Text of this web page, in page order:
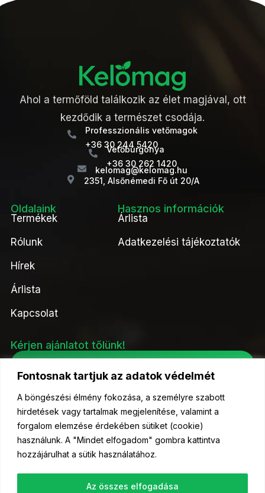
Fontosnak tartjuk az adatok védelmét
A böngészési élmény fokozása, a személyre szabott
hirdetések vagy tartalmak megjelenítése, valamint a
forgalom elemzése érdekében sütiket (cookie)
használunk. A "Mindet elfogadom" gombra kattintva
hozzájárulhat a sütik használatához.
Az összes elfogadása
Ahol a termőföld találkozik az élet magjával, ott
kezdődik a természet csodája.
Professzionális vetőmagok
+36 30 244 5420
Vetőburgonya
+36 30 262 1420
kelomag@kelomag.hu
2351, Alsőnémedi Fő út 20/A
Oldalaink
Termékek
Rólunk
Hírek
Árlista
Kapcsolat
Hasznos információk
Árlista
Adatkezelési tájékoztatók
Kérjen ajánlatot tőlünk!
© 2023 Kelőmag Kft- Minden jog fenntartva.